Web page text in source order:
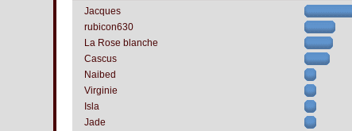
Jacques
rubicon630
La Rose blanche
Cascus
Naibed
Virginie
Isla
Jade